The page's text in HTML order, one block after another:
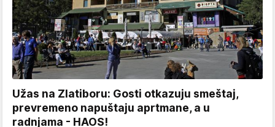
Užas na Zlatiboru: Gosti otkazuju smeštaj,
prevremeno napuštaju aprtmane, a u
radnjama - HAOS!